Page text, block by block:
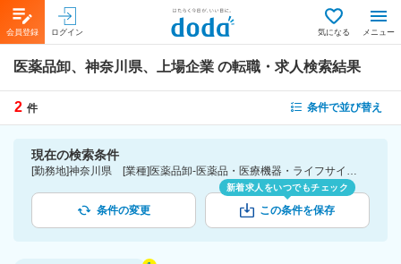
会員登録 ログイン 気になる メニュー
医薬品卸、神奈川県、上場企業 の転職・求人検索結果
2 件 条件で並び替え
現在の検索条件
[勤務地]神奈川県 [業種]医薬品卸-医薬品・医療機器・ライフサイエンス・医療系サービス [詳細条件](会社・職場の環境)上場企業
条件の変更
新着求人をいつでもチェック
この条件を保存